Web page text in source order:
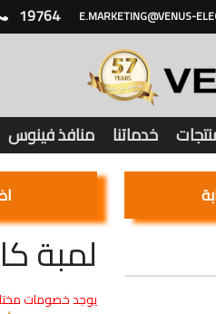
19764 E.MARKETING@VENUS-
خدماتنا منافذ فينوس
لمبة كاس ليد 5 وات
يوجد خصومات